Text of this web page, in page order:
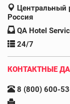
Центральный
Россия
QA Hotel
24/7
КОНТАКТНЫЕ
8 (800) 600-